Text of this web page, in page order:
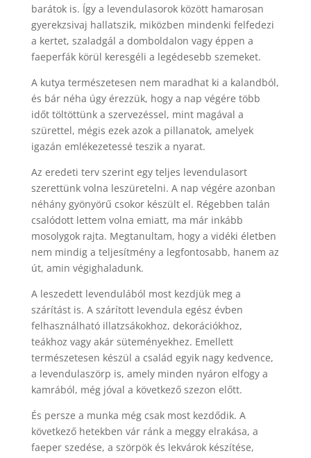
barátok is. Így a levendulasorok között hamarosan
gyerekzsivaj hallatszik, miközben mindenki felfedezi
a kertet, szaladgál a domboldalon vagy éppen a
faeperfák körül keresgéli a legédesebb szemeket.
A kutya természetesen nem maradhat ki a kalandból,
és bár néha úgy érezzük, hogy a nap végére több
időt töltöttünk a szervezéssel, mint magával a
szürettel, mégis ezek azok a pillanatok, amelyek
igazán emlékezetessé teszik a nyarat.
Az eredeti terv szerint egy teljes levendulasort
szerettünk volna leszüretelni. A nap végére azonban
néhány gyönyörű csokor készült el. Régebben talán
csalódott lettem volna emiatt, ma már inkább
mosolygok rajta. Megtanultam, hogy a vidéki életben
nem mindig a teljesítmény a legfontosabb, hanem az
út, amin végighaladunk.
A leszedett levendulából most kezdjük meg a
szárítást is. A szárított levendula egész évben
felhasználható illatzsákokhoz, dekorációkhoz,
teákhoz vagy akár süteményekhez. Emellett
természetesen készül a család egyik nagy kedvence,
a levendulaszörp is, amely minden nyáron elfogy a
kamrából, még jóval a következő szezon előtt.
És persze a munka még csak most kezdődik. A
következő hetekben vár ránk a meggy elrakása, a
faeper szedése, a szörpök és lekvárok készítése,